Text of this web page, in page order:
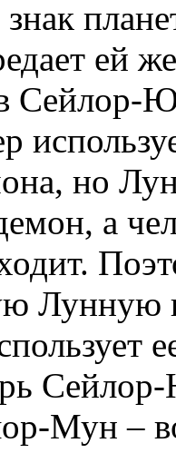
знак
ей
Сейлор-
но
а
Лунную
Мун –